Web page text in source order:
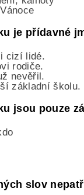
je přídavné
cizí lidé.
rodiče.
nevěřil.
základní školu.
jsou pouze
slov